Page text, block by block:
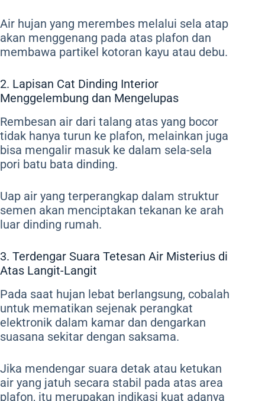
Air hujan yang merembes melalui sela atap
akan menggenang pada atas plafon dan
membawa partikel kotoran kayu atau debu.
2. Lapisan Cat Dinding Interior
Menggelembung dan Mengelupas
Rembesan air dari talang atas yang bocor
tidak hanya turun ke plafon, melainkan juga
bisa mengalir masuk ke dalam sela-sela
pori batu bata dinding.
Uap air yang terperangkap dalam struktur
semen akan menciptakan tekanan ke arah
luar dinding rumah.
3. Terdengar Suara Tetesan Air Misterius di
Atas Langit-Langit
Pada saat hujan lebat berlangsung, cobalah
untuk mematikan sejenak perangkat
elektronik dalam kamar dan dengarkan
suasana sekitar dengan saksama.
Jika mendengar suara detak atau ketukan
air yang jatuh secara stabil pada atas area
plafon, itu merupakan indikasi kuat adanya